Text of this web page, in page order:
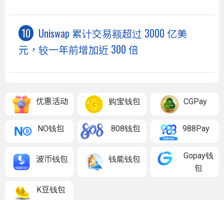
Uniswap 累计交易额超过 3000 亿美
元，较一年前增加近 300 倍
优惠活动 购宝钱包 CGPay
NO钱包 808钱包 988Pay
波币钱包 钱能钱包
Gopay钱
包
K豆钱包